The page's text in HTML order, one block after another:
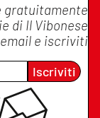
gratuitamente
di Il Vibonese
e iscriviti
Iscriviti